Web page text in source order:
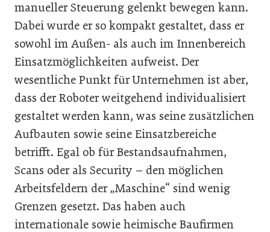
manueller Steuerung gelenkt bewegen kann.
Dabei wurde er so kompakt gestaltet, dass er
sowohl im Außen- als auch im Innenbereich
Einsatzmöglichkeiten aufweist. Der
wesentliche Punkt für Unternehmen ist aber,
dass der Roboter weitgehend individualisiert
gestaltet werden kann, was seine zusätzlichen
Aufbauten sowie seine Einsatzbereiche
betrifft. Egal ob für Bestandsaufnahmen,
Scans oder als Security – den möglichen
Arbeitsfeldern der „Maschine“ sind wenig
Grenzen gesetzt. Das haben auch
internationale sowie heimische Baufirmen